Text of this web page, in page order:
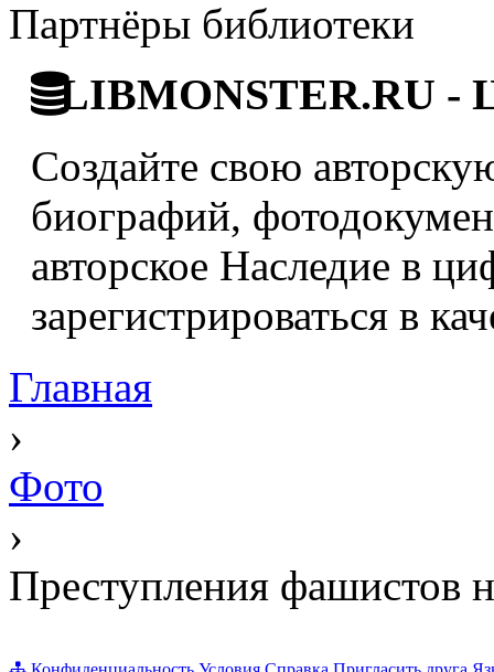
Партнёры библиотеки
LIBMONSTER.RU -
Создайте свою
биографий,
авторское Наследие в
зарегистрироваться в
Главная
›
Фото
›
Преступления фашистов